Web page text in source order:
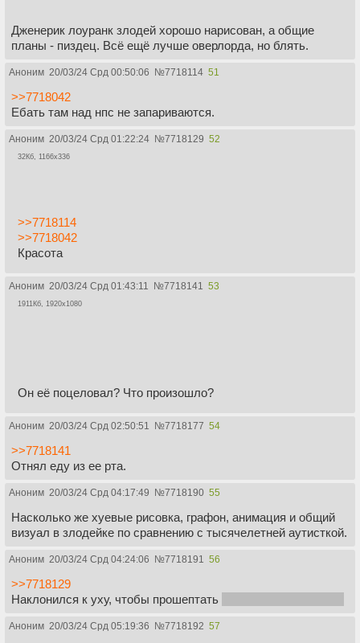
Дженерик лоуранк злодей хорошо нарисован, а общие
планы - пиздец. Всё ещё лучше оверлорда, но блять.
Аноним 20/03/24 Срд 00:50:06 №7718114 51
>>7718042
Ебать там над нпс не запариваются.
Аноним 20/03/24 Срд 01:22:24 №7718129 52
32Кб, 1166x336
>>7718114
>>7718042
Красота
Аноним 20/03/24 Срд 01:43:11 №7718141 53
1911Кб, 1920x1080
Он её поцеловал? Что произошло?
Аноним 20/03/24 Срд 02:50:51 №7718177 54
>>7718141
Отнял еду из ее рта.
Аноним 20/03/24 Срд 04:17:49 №7718190 55
Насколько же хуевые рисовка, графон, анимация и общий
визуал в злодейке по сравнению с тысячелетней аутисткой.
Аноним 20/03/24 Срд 04:24:06 №7718191 56
>>7718129
Наклонился к уху, чтобы прошептать
Аноним 20/03/24 Срд 05:19:36 №7718192 57